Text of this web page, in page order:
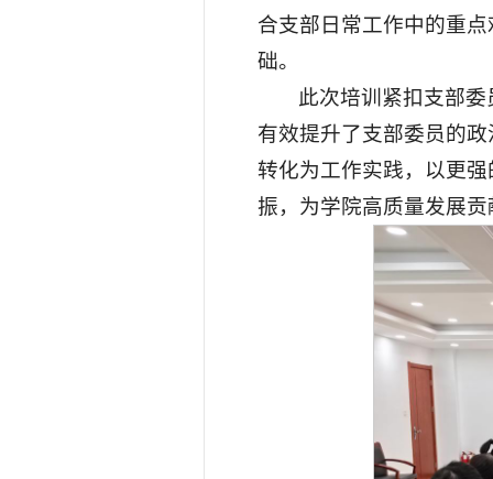
合支部日常工作中的重
础。
此次培训紧扣支部
有效提升了支部委员的
转化为工作实践，以更
振，为学院高质量发展